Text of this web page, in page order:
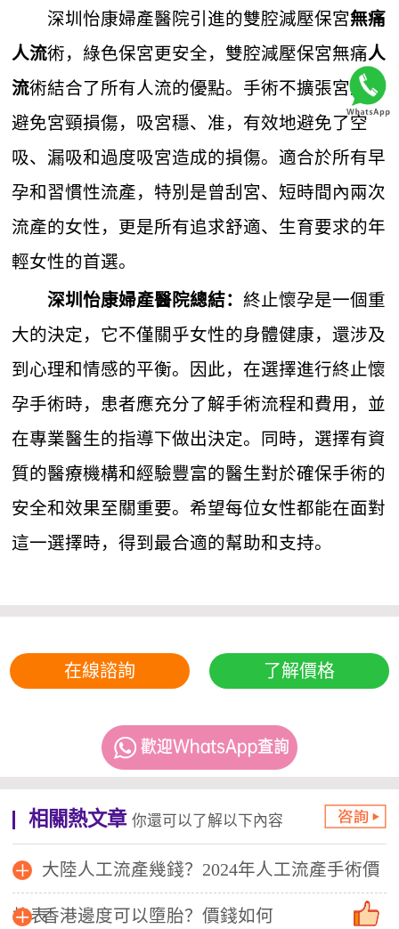
深圳怡康婦產醫院引進的雙腔減壓保宮無痛
人流術，綠色保宮更安全，雙腔減壓保宮無痛人
流術結合了所有人流的優點。手術不擴張宮頸、
避免宮頸損傷，吸宮穩、准，有效地避免了空
吸、漏吸和過度吸宮造成的損傷。適合於所有早
孕和習慣性流產，特別是曾刮宮、短時間內兩次
流產的女性，更是所有追求舒適、生育要求的年
輕女性的首選。
深圳怡康婦產醫院總結： 終止懷孕是一個重
大的決定，它不僅關乎女性的身體健康，還涉及
到心理和情感的平衡。因此，在選擇進行終止懷
孕手術時，患者應充分了解手術流程和費用，並
在專業醫生的指導下做出決定。同時，選擇有資
質的醫療機構和經驗豐富的醫生對於確保手術的
安全和效果至關重要。希望每位女性都能在面對
這一選擇時，得到最合適的幫助和支持。
在線諮詢 了解價格
相關熱文章 你還可以了解以下內容
大陸人工流產幾錢？2024年人工流產手術價
格表香港邊度可以墮胎？價錢如何